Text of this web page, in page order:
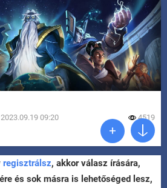
2023.09.19 09:20 4519
regisztrálsz, akkor válasz írására,
és sok másra is lehetőséged lesz,